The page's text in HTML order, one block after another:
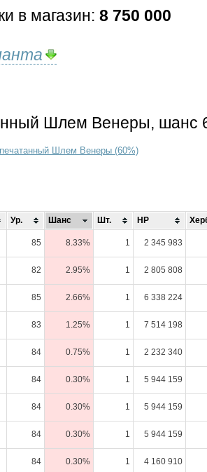
в магазин: 8 750 000
Шлем Венеры, шанс
Шлем Венеры (60%)
Ур. Шанс Шт. HP
85 8.33% 1 2 345 983
82 2.95% 1 2 805 808
85 2.66% 1 6 338 224
83 1.25% 1 7 514 198
84 0.75% 1 2 232 340
84 0.30% 1 5 944 159
84 0.30% 1 5 944 159
84 0.30% 1 5 944 159
84 0.30% 1 4 160 910